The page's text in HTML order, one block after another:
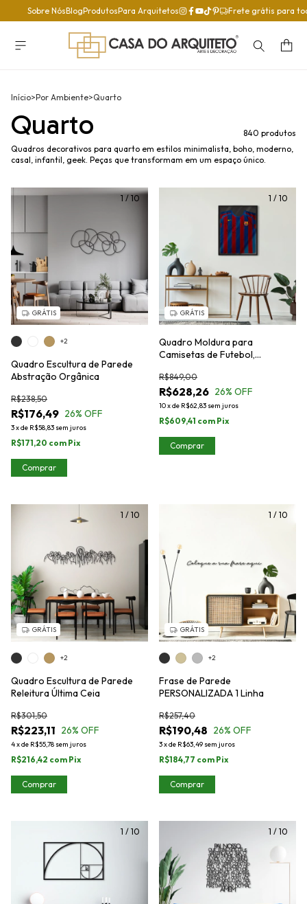
Sobre NósBlogProdutosPara Arquitetos Frete grátis para
Início>Por Ambiente>Quarto
Quarto
840 produtos
Quadros decorativos para quarto em estilos minimalista, boho, moderno,
casal, infantil, geek. Peças que transformam em um espaço único.
1 / 10
GRÁTIS
Quadro Escultura de Parede
Abstração Orgânica
R$176,49
R$238,50
26% OFF
3xde R$58,83 sem juros
R$171,20 com Pix
+2
Comprar
1 / 10
GRÁTIS
Quadro Moldura para
Camisetas de Futebol,
Dobrada, Vestida no Busto
R$628,26
R$849,00
26% OFF
10xde R$62,83 sem juros
R$609,41 com Pix
Comprar
1 / 10
GRÁTIS
Quadro Escultura de Parede
Releitura Última Ceia
R$223,11
R$301,50
26% OFF
4xde R$55,78 sem juros
R$216,42 com Pix
+2
Comprar
1 / 10
GRÁTIS
Frase de Parede
PERSONALIZADA 1 Linha
R$190,48
R$257,40
26% OFF
3xde R$63,49 sem juros
R$184,77 com Pix
+2
Comprar
1 / 10 1 / 10